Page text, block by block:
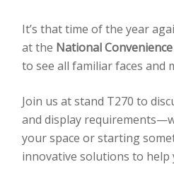
It’s that time of the year
at the National
to see all familiar faces and
Join us at stand T270 to
and display
your space or starting
innovative solutions to help